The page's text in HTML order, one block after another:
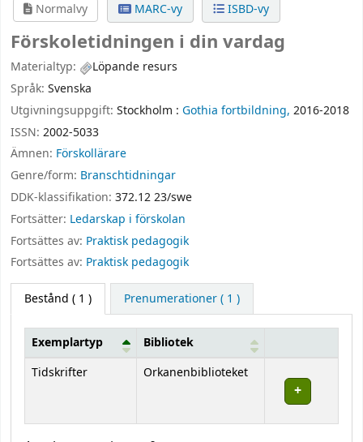
Normalvy
MARC-vy ISBD-vy
Förskoletidningen i din vardag
Materialtyp:
Löpande resurs
Språk: Svenska
Utgivningsuppgift: Stockholm : Gothia fortbildning, 2016-2018
ISSN: 2002-5033
Ämnen: Förskollärare
Genre/form: Branschtidningar
DDK-klassifikation: 372.12 23/swe
Fortsätter: Ledarskap i förskolan
Fortsättes av: Praktisk pedagogik
Fortsättes av: Praktisk pedagogik
Bestånd ( 1 ) Prenumerationer ( 1 )
Bestånd
Exemplartyp
Bibliotek
Tidskrifter
Orkanenbiblioteket